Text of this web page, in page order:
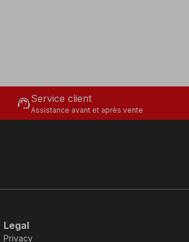
support_agentService client
Assistance avant et après vente
Legal
Privacy